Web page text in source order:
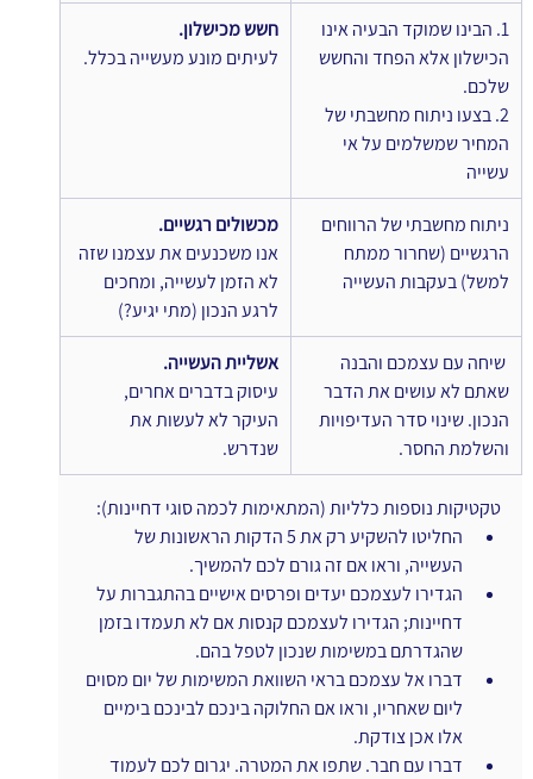
1. הבינו שמוקד הבעיה אינו
הכישלון אלא הפחד והחשש
שלכם.
2. בצעו ניתוח מחשבתי של
המחיר שמשלמים על אי
עשייה
חשש מכישלון.
לעיתים מונע מעשייה בכלל.
ניתוח מחשבתי של הרווחים
הרגשיים (שחרור ממתח
למשל) בעקבות העשייה
מכשולים רגשיים.
אנו משכנעים את עצמנו שזה
לא הזמן לעשייה, ומחכים
לרגע הנכון (מתי יגיע?)
שיחה עם עצמכם והבנה
שאתם לא עושים את הדבר
הנכון. שינוי סדר העדיפויות
והשלמת החסר.
אשליית העשייה.
עיסוק בדברים אחרים,
העיקר לא לעשות את
שנדרש.
טקטיקות נוספות כלליות (המתאימות לכמה סוגי דחיינות):
החליטו להשקיע רק את 5 הדקות הראשונות של
העשייה, וראו אם זה גורם לכם להמשיך.
הגדירו לעצמכם יעדים ופרסים אישיים בהתגברות על
דחיינות; הגדירו לעצמכם קנסות אם לא תעמדו בזמן
שהגדרתם במשימות שנכון לטפל בהם.
דברו אל עצמכם בראי השוואת המשימות של יום מסוים
ליום שאחריו, וראו אם החלוקה בינכם לבינכם בימיים
אלו אכן צודקת.
דברו עם חבר. שתפו את המטרה. יגרום לכם לעמוד